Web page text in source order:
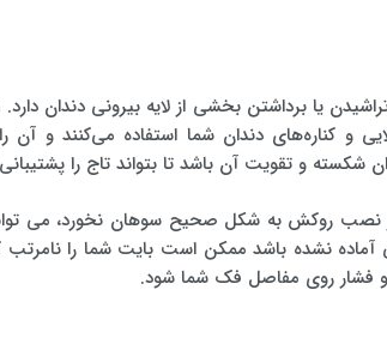
یا برداشتن بخشی از لایه بیرونی دندان
و کناره‌های دندان شما استفاده می‌کنند و
و تقویت آن باشد تا بتواند تاج را
نصب روکش به شکل صحیح سوهان نخورد، می
آماده نشده باشد ممکن است بایت شما را
فشار روی مفاصل فک شما شود.